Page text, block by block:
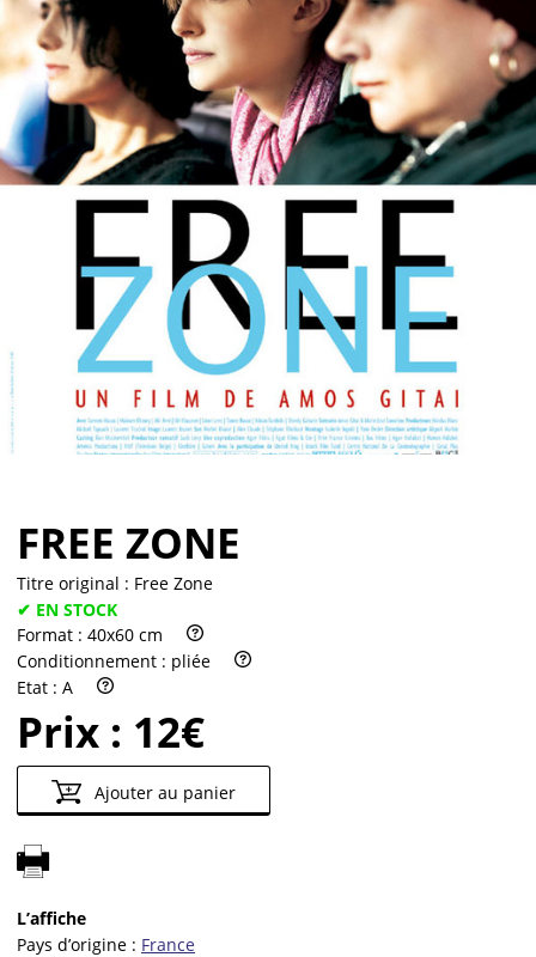
Vendre
FREE ZONE
Titre original : Free Zone
✔ EN STOCK
Format : 40x60 cm
Conditionnement : pliée
Etat : A
Prix : 12€
Ajouter au panier
L’affiche
Pays d’origine : France